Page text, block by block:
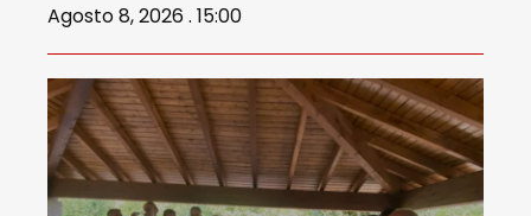
Agosto 8, 2026 . 15:00